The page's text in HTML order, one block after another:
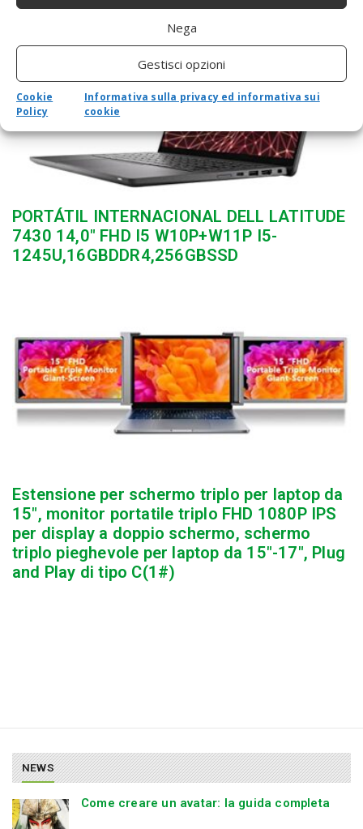
Nega
Gestisci opzioni
Cookie
Policy
Informativa sulla privacy ed informativa sui
cookie
PORTÁTIL INTERNACIONAL DELL LATITUDE
7430 14,0″ FHD I5 W10P+W11P I5-
1245U,16GBDDR4,256GBSSD
Estensione per schermo triplo per laptop da
15″, monitor portatile triplo FHD 1080P IPS
per display a doppio schermo, schermo
triplo pieghevole per laptop da 15″-17″, Plug
and Play di tipo C(1#)
NEWS
Come creare un avatar: la guida completa